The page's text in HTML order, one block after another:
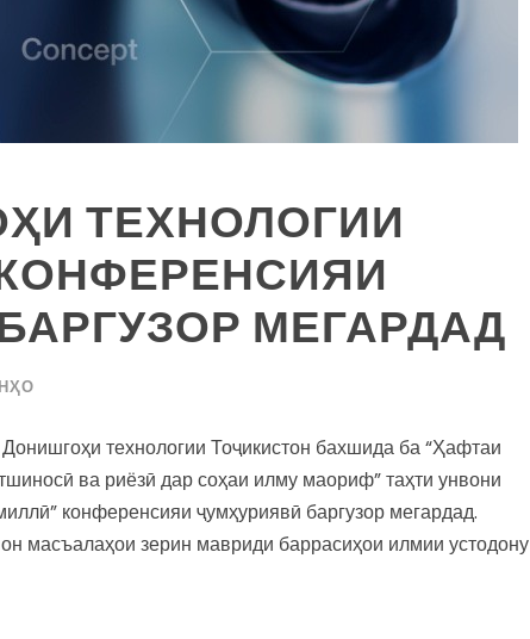
ТЕХНОЛОГИИ
МЕГАРДАД
технологии Тоҷикистон бахшида ба “Ҳафтаи
ва риёзӣ дар соҳаи илму маориф” таҳти унвони
конференсияи ҷумҳуриявӣ баргузор мегардад.
масъалаҳои зерин мавриди баррасиҳои илмии устодону